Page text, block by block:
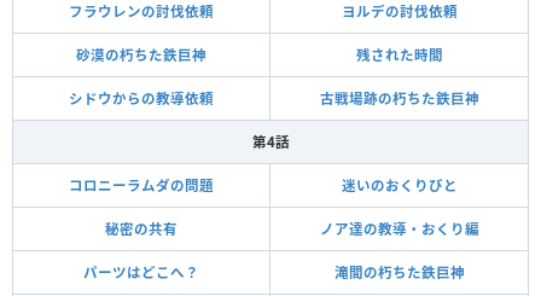
フラウレンの討伐依頼 ヨルデの討伐依頼
砂漠の朽ちた鉄巨神 残された時間
シドウからの教導依頼 古戦場跡の朽ちた鉄巨神
第4話
コロニーラムダの問題 迷いのおくりびと
秘密の共有 ノア達の教導・おくり編
パーツはどこへ？ 滝間の朽ちた鉄巨神